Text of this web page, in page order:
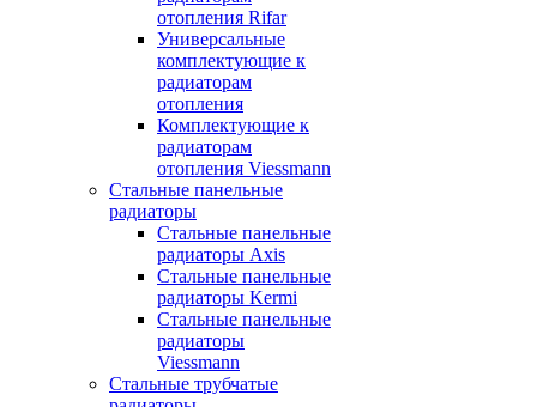
отопления Rifar
Универсальные
комплектующие к
радиаторам
отопления
Комплектующие к
радиаторам
отопления Viessmann
Стальные панельные
радиаторы
Стальные панельные
радиаторы Axis
Стальные панельные
радиаторы Kermi
Стальные панельные
радиаторы
Viessmann
Стальные трубчатые